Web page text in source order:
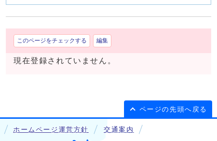
このページをチェックする 編集
現在登録されていません。
ページの先頭へ戻る
ホームページ運営方針 交通案内